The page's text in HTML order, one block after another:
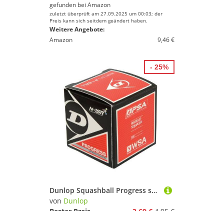
gefunden bei Amazon
zuletzt überprüft am 27.09.2025 um 00:03; der
Preis kann sich seitdem geändert haben.
Weitere Angebote:
Amazon
9,46 €
Dunlop Squashball Progress schwarz (roter Punkt, Speed mittel) schwarz - 1 Ball
von Dunlop
- 25%